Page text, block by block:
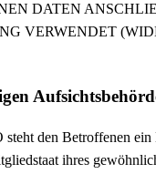
DATEN
VERWENDET
den Betroffenen ein
ihres